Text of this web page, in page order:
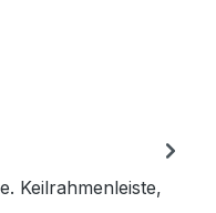
Keilrahmenleiste,